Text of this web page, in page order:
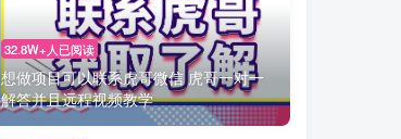
32.8W+人已阅读
想做项目可以联系虎哥微信 虎哥一对一
解答并且远程视频教学